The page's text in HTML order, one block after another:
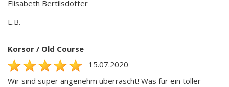
Elisabeth Bertilsdotter
E.B.
Korsor / Old Course
15.07.2020
Wir sind super angenehm überrascht! Was für ein toller